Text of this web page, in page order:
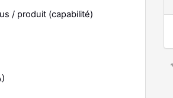
/ produit (capabilité)